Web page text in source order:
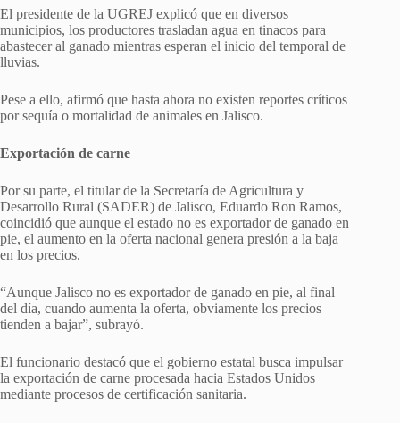
El presidente de la UGREJ explicó que en diversos
municipios, los productores trasladan agua en tinacos para
abastecer al ganado mientras esperan el inicio del temporal de
lluvias.
Pese a ello, afirmó que hasta ahora no existen reportes críticos
por sequía o mortalidad de animales en Jalisco.
Exportación de carne
Por su parte, el titular de la Secretaría de Agricultura y
Desarrollo Rural (SADER) de Jalisco, Eduardo Ron Ramos,
coincidió que aunque el estado no es exportador de ganado en
pie, el aumento en la oferta nacional genera presión a la baja
en los precios.
“Aunque Jalisco no es exportador de ganado en pie, al final
del día, cuando aumenta la oferta, obviamente los precios
tienden a bajar”, subrayó.
El funcionario destacó que el gobierno estatal busca impulsar
la exportación de carne procesada hacia Estados Unidos
mediante procesos de certificación sanitaria.